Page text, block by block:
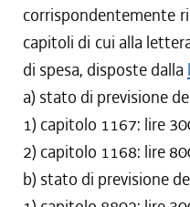
corrispondentemente
capitoli di cui alla
di spesa, disposte dalla
a) stato di previsione
1) capitolo 1167: lire
2) capitolo 1168: lire
b) stato di previsione